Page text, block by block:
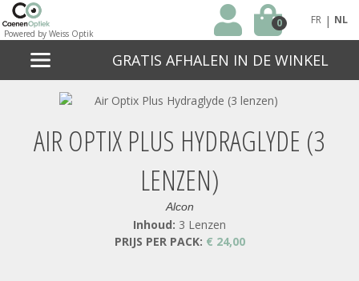
Powered by Weiss Optik
0 FR | NL
GRATIS AFHALEN IN DE WINKEL
AIR OPTIX PLUS HYDRAGLYDE (3
LENZEN)
Alcon
Inhoud: 3 Lenzen
PRIJS PER PACK: € 24,00